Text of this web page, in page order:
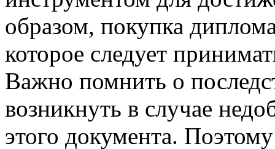
образом, покупка
которое следует
Важно помнить о
возникнуть в случае
этого документа.